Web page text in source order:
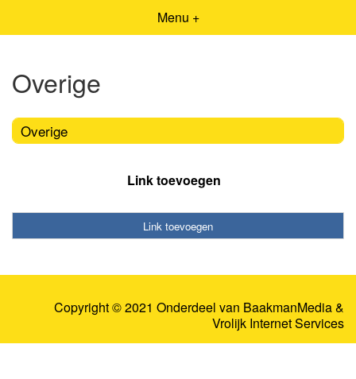
Menu +
Overige
Overige
Link toevoegen
Link toevoegen
Copyright © 2021 Onderdeel van BaakmanMedia&
Vrolijk Internet Services